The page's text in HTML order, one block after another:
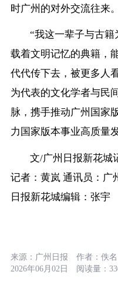
时广州的对外交流往来。
“我这一辈子与古
载着文明记忆的典籍，
代代传下去，被更多人
为代表的文化学者与民
脉，携手推动广州国家
力国家版本事业高质量发
文/广州日报新花城
记者：黄岚 通讯员：广
日报新花城编辑：张宇
来源： 广州日报 作者：佚名
2026年06月02日
阅读量：